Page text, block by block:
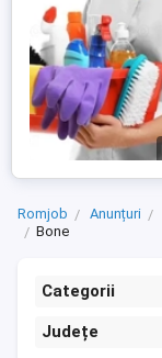
Romjob Anunțuri
Bone
Categorii
Județe